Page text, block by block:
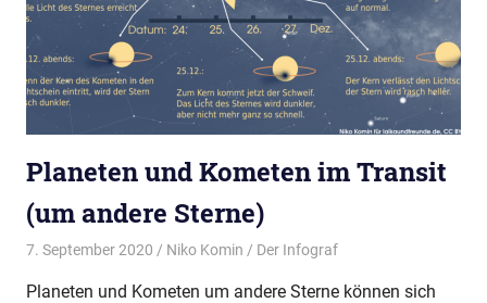
Planeten und Kometen im Transit
(um andere Sterne)
7. September 2020 Niko Komin Der Infograf
Planeten und Kometen um andere Sterne können sich